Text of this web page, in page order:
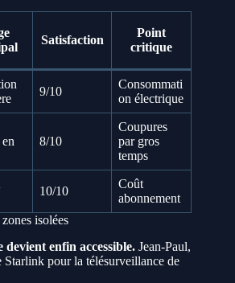
Satisfaction
Point
critique
9/10
Consommati
on électrique
8/10
Coupures
par gros
temps
10/10
Coût
abonnement
isolées
enfin accessible. Jean-Paul,
pour la télésurveillance de